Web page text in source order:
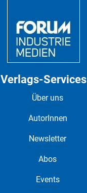
Verlags-Services
Über uns
AutorInnen
Newsletter
Abos
Events